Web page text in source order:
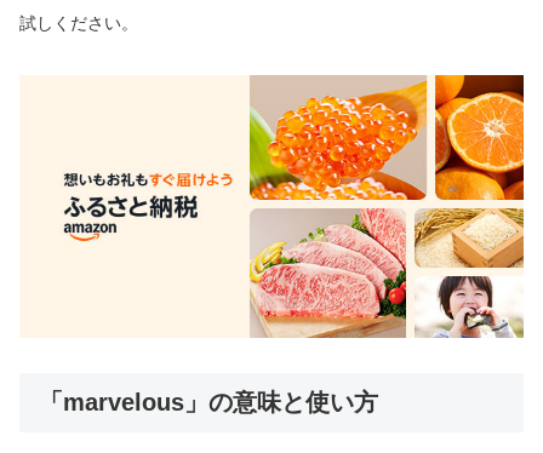
試しください。
「marvelous」の意味と使い方